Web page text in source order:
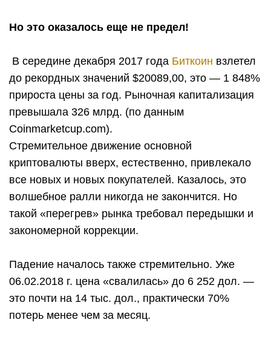
Но это оказалось еще не предел!
В середине декабря 2017 года Биткоин взлетел
до рекордных значений $20089,00, это — 1 848%
прироста цены за год. Рыночная капитализация
превышала 326 млрд. (по данным
Coinmarketcup.com).
Стремительное движение основной
криптовалюты вверх, естественно, привлекало
все новых и новых покупателей. Казалось, это
волшебное ралли никогда не закончится. Но
такой «перегрев» рынка требовал передышки и
закономерной коррекции.
Падение началось также стремительно. Уже
06.02.2018 г. цена «свалилась» до 6 252 дол. —
это почти на 14 тыс. дол., практически 70%
потерь менее чем за месяц.